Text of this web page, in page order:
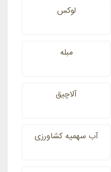
لوکس
مبله
آلاچیق
آب سهمیه کشاورزی